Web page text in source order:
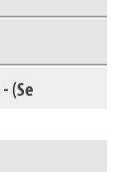
(Se